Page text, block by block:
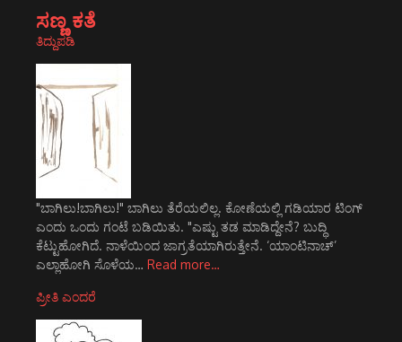
ಸಣ್ಣ ಕತೆ
ತಿದ್ದುಪಡಿ
"ಬಾಗಿಲು!ಬಾಗಿಲು!" ಬಾಗಿಲು ತೆರೆಯಲಿಲ್ಲ. ಕೋಣೆಯಲ್ಲಿ ಗಡಿಯಾರ ಟಿಂಗ್
ಎಂದು ಒಂದು ಗಂಟೆ ಬಡಿಯಿತು. "ಎಷ್ಟು ತಡ ಮಾಡಿದ್ದೇನೆ? ಬುದ್ಧಿ
ಕೆಟ್ಟುಹೋಗಿದೆ. ನಾಳೆಯಿಂದ ಜಾಗ್ರತೆಯಾಗಿರುತ್ತೇನೆ. ‘ಯಾಂಟಿನಾಚ್’
ಎಲ್ಲಾಹೋಗಿ ಸೊಳೆಯ… Read more…
ಪ್ರೀತಿ ಎಂದರೆ